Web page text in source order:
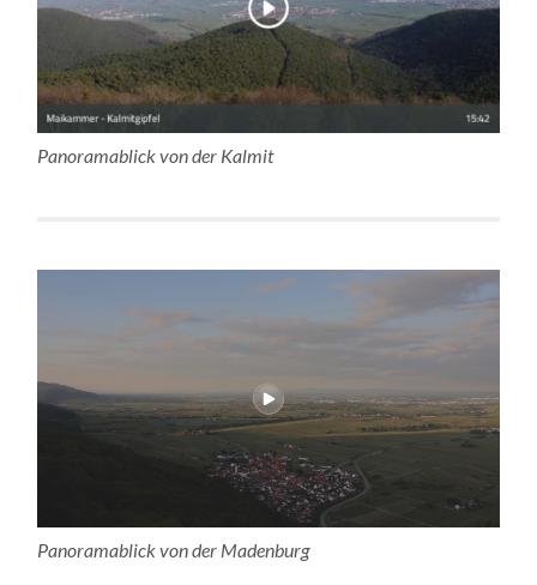
Panoramablick von der Kalmit
Panoramablick von der Madenburg